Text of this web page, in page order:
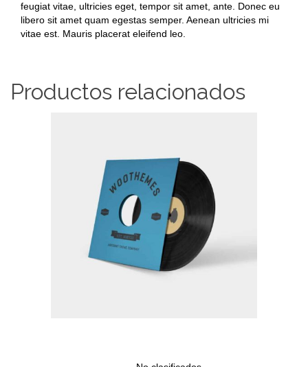
feugiat vitae, ultricies eget, tempor sit amet, ante. Donec eu
libero sit amet quam egestas semper. Aenean ultricies mi
vitae est. Mauris placerat eleifend leo.
Productos relacionados
AÑADIR AL CARRITO